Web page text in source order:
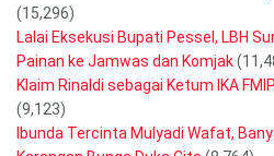
(15,296)
Lalai Eksekusi Bupati Pessel, LBH
Painan ke Jamwas dan Komjak
Klaim Rinaldi sebagai Ketum IKA
(9,123)
Ibunda Tercinta Mulyadi Wafat,